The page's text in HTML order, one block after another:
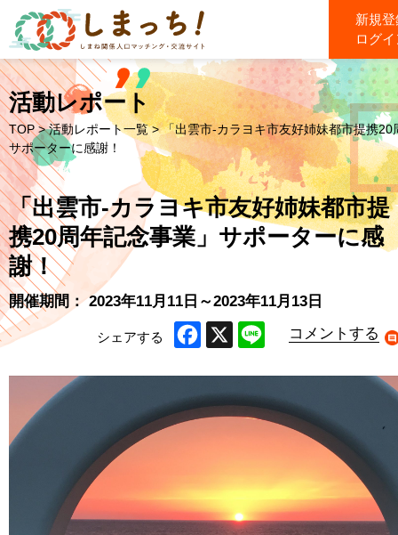
新規
ログ
活動レポート
TOP >活動レポート一覧> 「出雲市‐カラヨキ市友好姉妹都市提携20
サポーターに感謝！
「出雲市‐カラヨキ市友好姉妹都市提
携20周年記念事業」サポーターに感
謝！
開催期間： 2023年11月11日～2023年11月13日
シェアする
コメントする